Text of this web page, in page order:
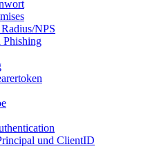
NPS
Phishing
und ClientID